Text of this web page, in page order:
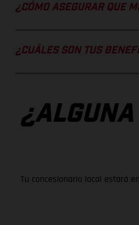
¿CÓMO ASEGURAR QUE
¿CUÁLES SON TUS
Tu concesionario local estará